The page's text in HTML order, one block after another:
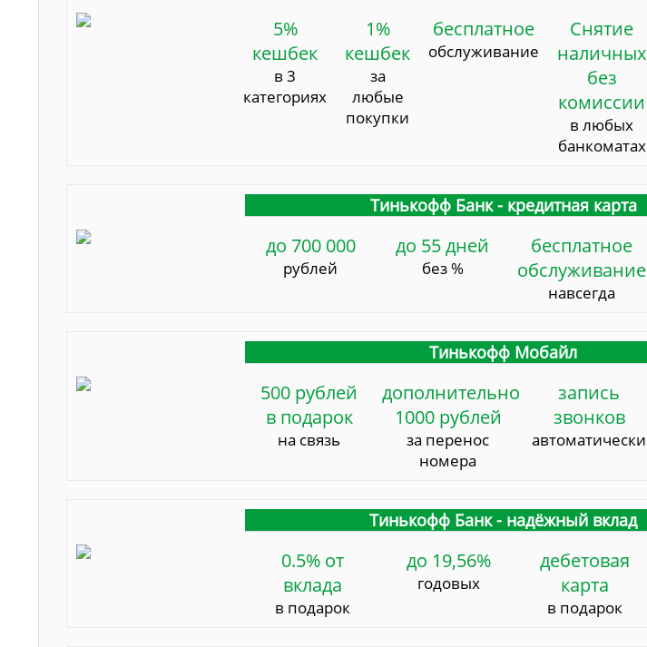
5%
кешбек
в 3
категориях
1%
кешбек
за
любые
покупки
бесплатное
обслуживание
Снятие
наличных
без
комиссии
в любых
банкоматах
Тинькофф Банк - кредитная карта
до 700 000
рублей
до 55 дней
без %
бесплатное
обслуживание
навсегда
Тинькофф Мобайл
500 рублей
в подарок
на связь
дополнительно
1000 рублей
за перенос
номера
запись
звонков
автоматически
Тинькофф Банк - надёжный вклад
0.5% от
вклада
в подарок
до 19,56%
годовых
дебетовая
карта
в подарок